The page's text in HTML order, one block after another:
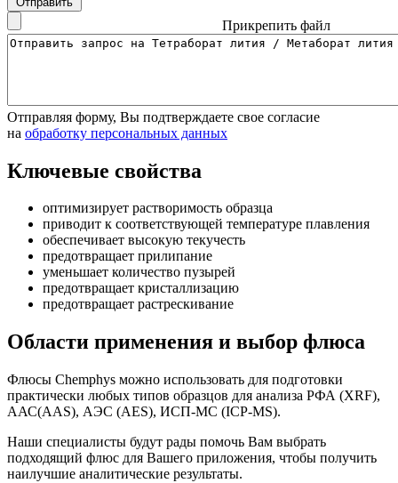
Прикрепить файл
Отправляя форму, Вы подтверждаете свое согласие
на обработку персональных данных
Ключевые свойства
оптимизирует растворимость образца
приводит к соответствующей температуре плавления
обеспечивает высокую текучесть
предотвращает прилипание
уменьшает количество пузырей
предотвращает кристаллизацию
предотвращает растрескивание
Области применения и выбор флюса
Флюсы Chemphys можно использовать для подготовки
практически любых типов образцов для анализа РФА (XRF),
ААС(AAS), АЭС (AES), ИСП-МС (ICP-MS).
Наши специалисты будут рады помочь Вам выбрать
подходящий флюс для Вашего приложения, чтобы получить
наилучшие аналитические результаты.